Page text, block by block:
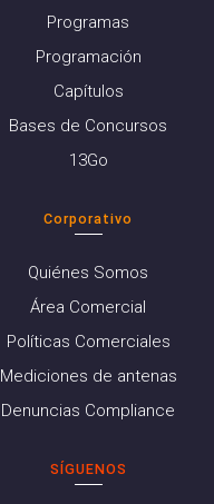
Programas
Programación
Capítulos
Bases de Concursos
13Go
Corporativo
Quiénes Somos
Área Comercial
Políticas Comerciales
Mediciones de antenas
Denuncias Compliance
SÍGUENOS